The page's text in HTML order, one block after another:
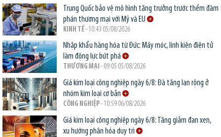
Trung Quốc bảo vệ mô hình tăng trưởng trước thềm đàm
phán thương mại với Mỹ và EU
KINH TẾ- 10:43 05/08/2026
Nhập khẩu hàng hóa từ Đức: Máy móc, linh kiện điện tử
làm động lực bứt phá
THƯƠNG MẠI - 09:05 05/08/2026
Giá kim loại công nghiệp ngày 6/8: Đà tăng lan rộng ở
nhóm kim loại cơ bản
CÔNG NGHIỆP- 10:59 06/08/2026
Giá kim loại công nghiệp ngày 6/8: Tăng giảm đan xen,
xu hướng phân hóa duy trì